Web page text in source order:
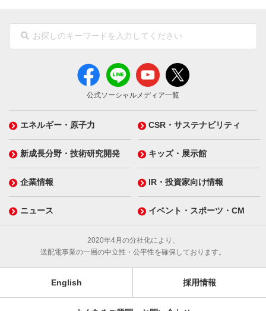
公式ソーシャルメディア一覧
エネルギー・原子力 CSR・サステナビリティ
新成長分野・技術研究開発 キッズ・展示館
企業情報 IR・投資家向け情報
ニュース イベント・スポーツ・CM
2020年4月の分社化により、
送配電事業の一層の中立性・公平性を確保しております。
English 採用情報